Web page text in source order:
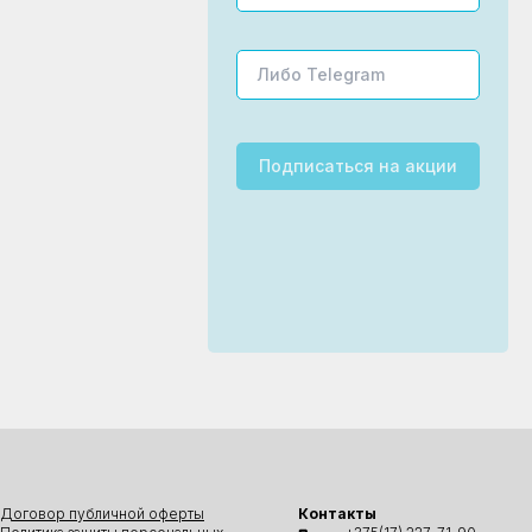
Подписаться на акции
Договор публичной оферты
Контакты